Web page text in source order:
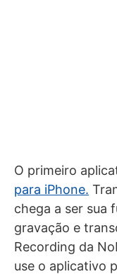
O primeiro
para iPhone.
chega a ser sua
gravação e
Recording da
use o aplicativo